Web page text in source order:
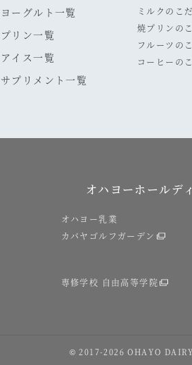
ヨーグルト一覧
プリン一覧
アイス一覧
サプリメント一覧
ミルクのこ
焼プリンの
フルーツの
コーヒーの
オハヨーホールデ
オハヨー乳業
カバヤゴルフガーデン
専修学校 自由高等学院
© 2017-2026OHAYO